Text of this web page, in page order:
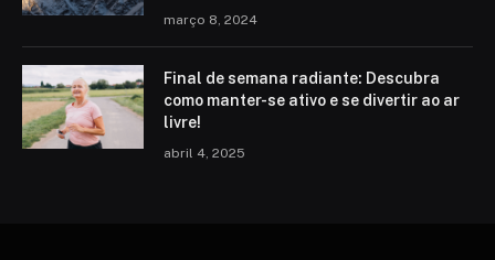
março 8, 2024
Final de semana radiante: Descubra
como manter-se ativo e se divertir ao ar
livre!
abril 4, 2025